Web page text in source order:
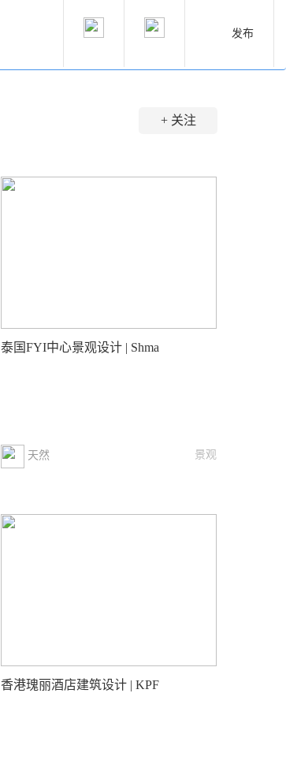
发布
+ 关注
泰国FYI中心景观设计 | Shma
天然 景观
香港瑰丽酒店建筑设计 | KPF